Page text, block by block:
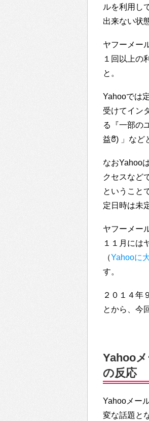
ルを利用し
出来ない状
ヤフーメー
１回以上の
と。
Yahooでは
受けてイン
る『一部の
益ಠิ) 」など
なおYahoo
クセスなど
ということ
定日時は未
ヤフーメー
１１月には
（Yahooに
す。
２０１４年
とから、今
Yahoo
の反応
Yahooメー
変な話題と